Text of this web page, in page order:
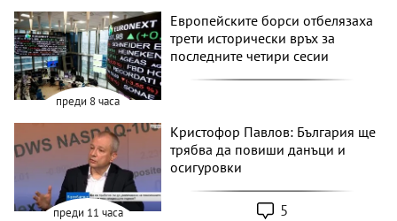
преди 8 часа
Европейските борси отбелязаха
трети исторически връх за
последните четири сесии
преди 11 часа
Кристофор Павлов: България ще
трябва да повиши данъци и
осигуровки
5